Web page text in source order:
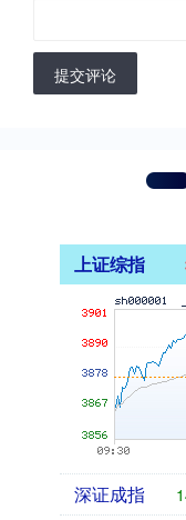
提交评论
上证综指
深证成指